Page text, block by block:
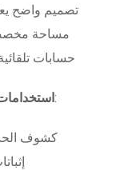
تصميم واضح
مساحة
حسابات
صمم ليلبي متطلبات:
كشوف